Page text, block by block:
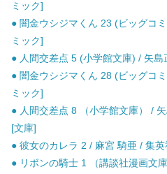
ミック]
● 闇金ウシジマくん 23 (ビッグコ
ミック]
● 人間交差点 5 (小学館文庫) / 矢
● 闇金ウシジマくん 28 (ビッグコ
ミック]
● 人間交差点 8 （小学館文庫） /
[文庫]
● 彼女のカレラ 2 / 麻宮 騎亜 / 集
● リボンの騎士 1 （講談社漫画文